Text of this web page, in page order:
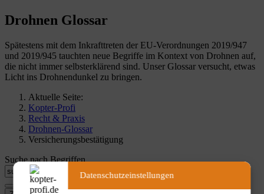
Drohnen Glossar
Spätestens mit dem Inkrafttreten der EU-Verordnungen 2019/947
und 2019/945 tauchten neue Begriffe im Kontext von Drohnen auf,
die nicht immer selbsterklärend sind. Unser Glossar versucht, etwas
Licht ins Drohnendunkel zu bringen.
Aktuelle Seite:
Kopter-Profi
Recht & Praxis
Drohnen-Glossar
Versicherungsbestätigung
Suche nach Begriffen
Datenschutzeinstellungen